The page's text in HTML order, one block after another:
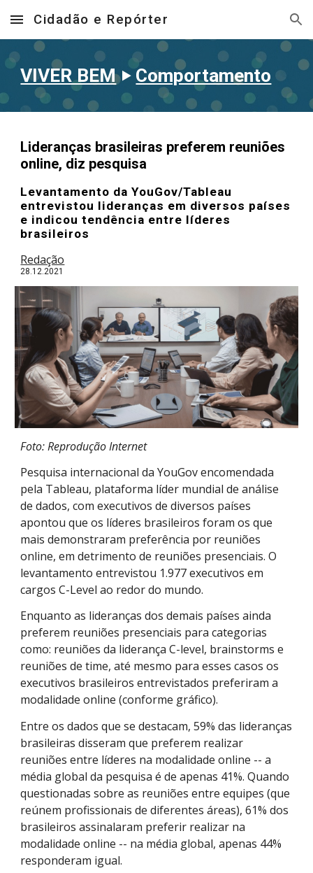
Skip to main content Skip to navigation
Cidadão e Repórter
VIVER BEM‣ Comportamento
Lideranças brasileiras preferem reuniões
online, diz pesquisa
Levantamento da YouGov/Tableau
entrevistou lideranças em diversos países
e indicou tendência entre líderes
brasileiros
Redação
28.12.2021
Foto: Reprodução Internet
Pesquisa internacional da YouGov encomendada
pela Tableau, plataforma líder mundial de análise
de dados, com executivos de diversos países
apontou que os líderes brasileiros foram os que
mais demonstraram preferência por reuniões
online, em detrimento de reuniões presenciais. O
levantamento entrevistou 1.977 executivos em
cargos C-Level ao redor do mundo.
Enquanto as lideranças dos demais países ainda
preferem reuniões presenciais para categorias
como: reuniões da liderança C-level, brainstorms e
reuniões de time, até mesmo para esses casos os
executivos brasileiros entrevistados preferiram a
modalidade online (conforme gráfico).
Entre os dados que se destacam, 59% das lideranças
brasileiras disseram que preferem realizar
reuniões entre líderes na modalidade online -- a
média global da pesquisa é de apenas 41%. Quando
questionadas sobre as reuniões entre equipes (que
reúnem profissionais de diferentes áreas), 61% dos
brasileiros assinalaram preferir realizar na
modalidade online -- na média global, apenas 44%
responderam igual.